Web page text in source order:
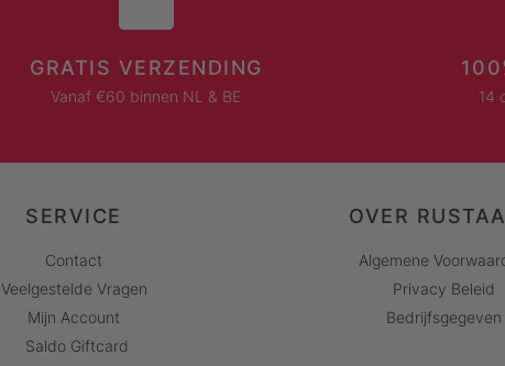
GRATIS VERZENDING
Vanaf €60 binnen NL & BE 14
SERVICE
Contact
Veelgestelde Vragen
Mijn Account
Saldo Giftcard
OVER
Algemene
Privacy Beleid
Bedrijfsgegeven